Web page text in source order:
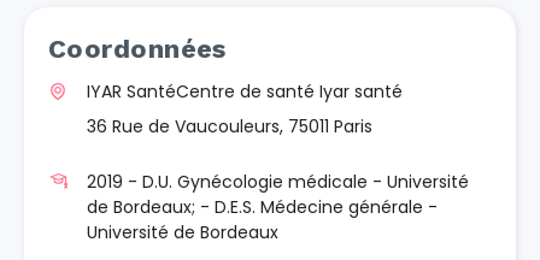
Coordonnées
IYAR SantéCentre de santé Iyar santé
36 Rue de Vaucouleurs, 75011 Paris
2019 - D.U. Gynécologie médicale - Université
de Bordeaux; - D.E.S. Médecine générale -
Université de Bordeaux